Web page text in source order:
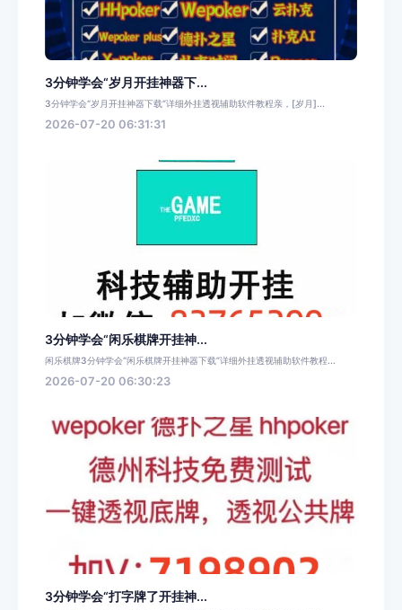
3分钟学会“岁月开挂神器下...
3分钟学会“岁月开挂神器下载”详细外挂透视辅助软件教程亲，[岁月]...
2026-07-20 06:31:31
3分钟学会“闲乐棋牌开挂神...
闲乐棋牌3分钟学会“闲乐棋牌开挂神器下载”详细外挂透视辅助软件教程...
2026-07-20 06:30:23
3分钟学会“打字牌了开挂神...